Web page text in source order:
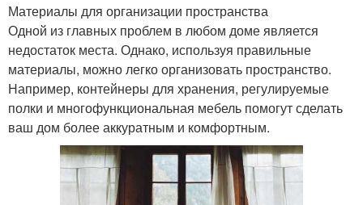
Материалы для организации пространства
Одной из главных проблем в любом доме является
недостаток места. Однако, используя правильные
материалы, можно легко организовать пространство.
Например, контейнеры для хранения, регулируемые
полки и многофункциональная мебель помогут сделать
ваш дом более аккуратным и комфортным.